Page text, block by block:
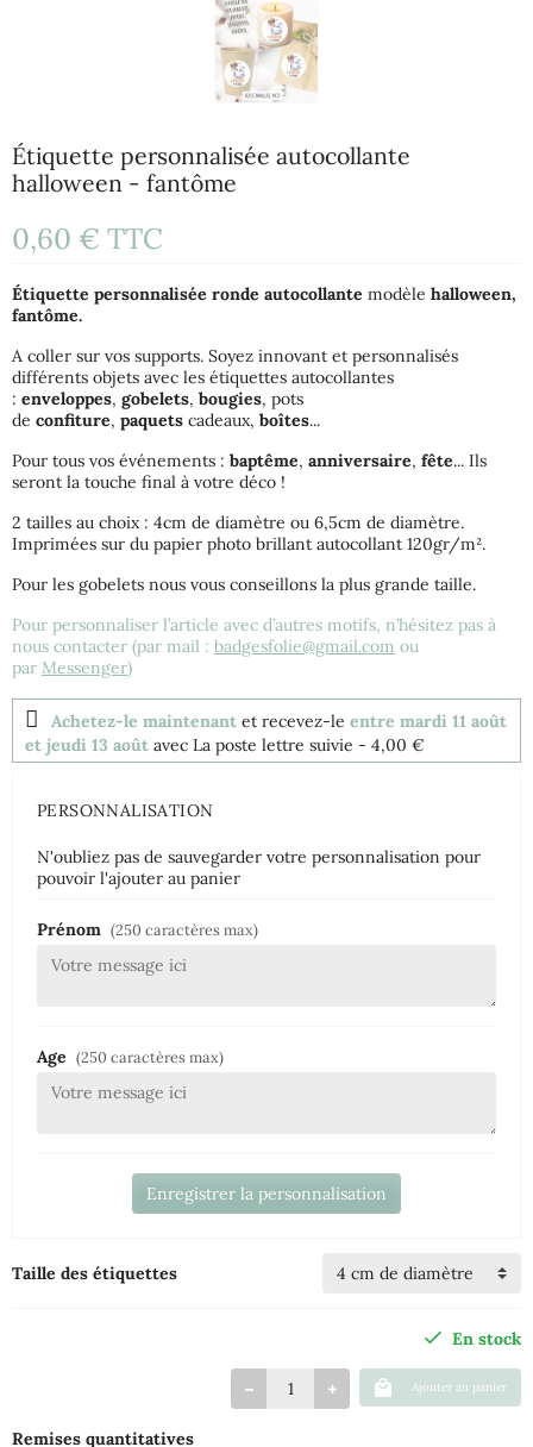
Étiquette personnalisée autocollante
halloween - fantôme
0,60 € TTC
Étiquette personnalisée ronde autocollante modèle halloween,
fantôme.
A coller sur vos supports. Soyez innovant et personnalisés
différents objets avec les étiquettes autocollantes
: enveloppes, gobelets, bougies, pots
de confiture, paquets cadeaux, boîtes...
Pour tous vos événements : baptême, anniversaire, fête... Ils
seront la touche final à votre déco !
2 tailles au choix : 4cm de diamètre ou 6,5cm de diamètre.
Imprimées sur du papier photo brillant autocollant 120gr/m².
Pour les gobelets nous vous conseillons la plus grande taille.
Pour personnaliser l’article avec d’autres motifs, n’hésitez pas à
nous contacter (par mail : badgesfolie@gmail.com ou
par Messenger)
Achetez-le maintenant et recevez-le entre mardi 11 août
et jeudi 13 août avec La poste lettre suivie - 4,00 €
PERSONNALISATION
N'oubliez pas de sauvegarder votre personnalisation pour
pouvoir l'ajouter au panier
Prénom (250 caractères max)
Age (250 caractères max)
Enregistrer la personnalisation
Taille des étiquettes
En stock
Ajouter au panier
Remises quantitatives